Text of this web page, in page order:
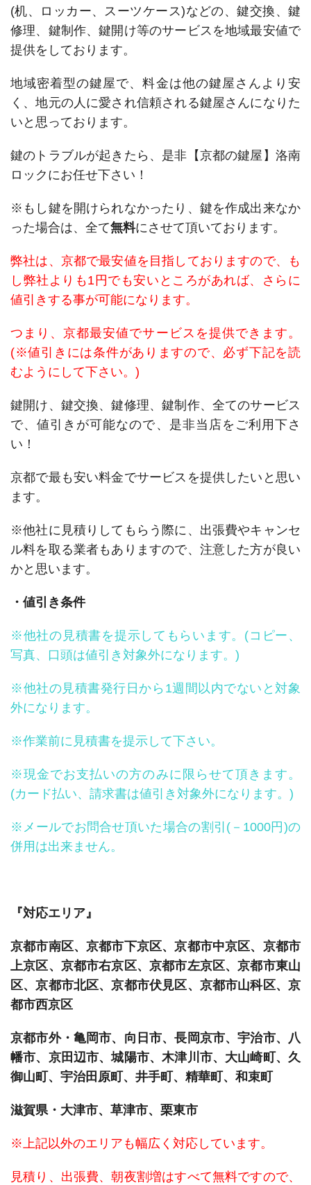
(机、ロッカー、スーツケース)などの、鍵交換、鍵
修理、鍵制作、鍵開け等のサービスを地域最安値で
提供をしております。
地域密着型の鍵屋で、料金は他の鍵屋さんより安
く、地元の人に愛され信頼される鍵屋さんになりた
いと思っております。
鍵のトラブルが起きたら、是非【京都の鍵屋】洛南
ロックにお任せ下さい！
※もし鍵を開けられなかったり、鍵を作成出来なか
った場合は、全て無料にさせて頂いております。
弊社は、京都で最安値を目指しておりますので、も
し弊社よりも1円でも安いところがあれば、さらに
値引きする事が可能になります。
つまり、京都最安値でサービスを提供できます。
(※値引きには条件がありますので、必ず下記を読
むようにして下さい。)
鍵開け、鍵交換、鍵修理、鍵制作、全てのサービス
で、値引きが可能なので、是非当店をご利用下さ
い！
京都で最も安い料金でサービスを提供したいと思い
ます。
※他社に見積りしてもらう際に、出張費やキャンセ
ル料を取る業者もありますので、注意した方が良い
かと思います。
・値引き条件
※他社の見積書を提示してもらいます。(コピー、
写真、口頭は値引き対象外になります。)
※他社の見積書発行日から1週間以内でないと対象
外になります。
※作業前に見積書を提示して下さい。
※現金でお支払いの方のみに限らせて頂きます。
(カード払い、請求書は値引き対象外になります。)
※メールでお問合せ頂いた場合の割引(－1000円)の
併用は出来ません。
『対応エリア』
京都市南区、京都市下京区、京都市中京区、京都市
上京区、京都市右京区、京都市左京区、京都市東山
区、京都市北区、京都市伏見区、京都市山科区、京
都市西京区
京都市外・亀岡市、向日市、長岡京市、宇治市、八
幡市、京田辺市、城陽市、木津川市、大山崎町、久
御山町、宇治田原町、井手町、精華町、和束町
滋賀県・大津市、草津市、栗東市
※上記以外のエリアも幅広く対応しています。
見積り、出張費、朝夜割増はすべて無料ですので、